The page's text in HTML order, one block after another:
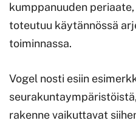
kumppanuuden
toteutuu käytännössä
toiminnassa.
Vogel nosti esiin
rakenne vaikuttavat